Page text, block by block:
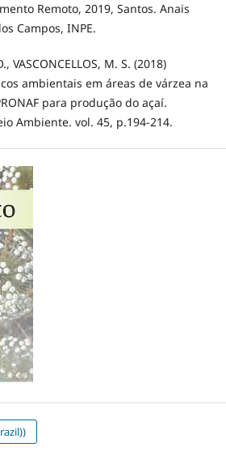
Remoto, 2019, Santos. Anais
Campos, INPE.
VASCONCELLOS, M. S. (2018)
ambientais em áreas de várzea na
para produção do açaí.
Ambiente. vol. 45, p.194-214.